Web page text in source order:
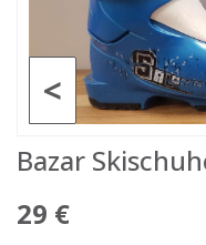
<
Bazar
29 €